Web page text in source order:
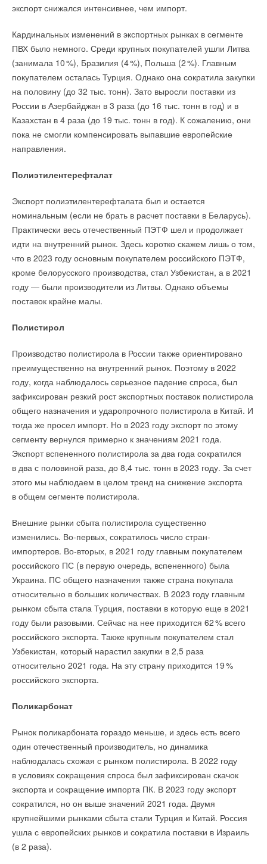
экспорт снижался интенсивнее, чем импорт.
Кардинальных изменений в экспортных рынках в сегменте
ПВХ было немного. Среди крупных покупателей ушли Литва
(занимала 10%), Бразилия (4%), Польша (2%). Главным
покупателем осталась Турция. Однако она сократила закупки
на половину (до 32 тыс. тонн). Зато выросли поставки из
России в Азербайджан в 3 раза (до 16 тыс. тонн в год) и в
Казахстан в 4 раза (до 19 тыс. тонн в год). К сожалению, они
пока не смогли компенсировать выпавшие европейские
направления.
Полиэтилентерефталат
Экспорт полиэтилентерефталата был и остается
номинальным (если не брать в расчет поставки в Беларусь).
Практически весь отечественный ПЭТФ шел и продолжает
идти на внутренний рынок. Здесь коротко скажем лишь о том,
что в 2023 году основным покупателем российского ПЭТФ,
кроме белорусского производства, стал Узбекистан, а в 2021
году — были производители из Литвы. Однако объемы
поставок крайне малы.
Полистирол
Производство полистирола в России также ориентировано
преимущественно на внутренний рынок. Поэтому в 2022
году, когда наблюдалось серьезное падение спроса, был
зафиксирован резкий рост экспортных поставок полистирола
общего назначения и ударопрочного полистирола в Китай. И
тогда же просел импорт. Но в 2023 году экспорт по этому
сегменту вернулся примерно к значениям 2021 года.
Экспорт вспененного полистирола за два года сократился
в два с половиной раза, до 8,4 тыс. тонн в 2023 году. За счет
этого мы наблюдаем в целом тренд на снижение экспорта
в общем сегменте полистирола.
Внешние рынки сбыта полистирола существенно
изменились. Во-первых, сократилось число стран-
импортеров. Во-вторых, в 2021 году главным покупателем
российского ПС (в первую очередь, вспененного) была
Украина. ПС общего назначения также страна покупала
относительно в больших количествах. В 2023 году главным
рынком сбыта стала Турция, поставки в которую еще в 2021
году были разовыми. Сейчас на нее приходится 62% всего
российского экспорта. Также крупным покупателем стал
Узбекистан, который нарастил закупки в 2,5 раза
относительно 2021 года. На эту страну приходится 19%
российского экспорта.
Поликарбонат
Рынок поликарбоната гораздо меньше, и здесь есть всего
один отечественный производитель, но динамика
наблюдалась схожая с рынком полистирола. В 2022 году
в условиях сокращения спроса был зафиксирован скачок
экспорта и сокращение импорта ПК. В 2023 году экспорт
сократился, но он выше значений 2021 года. Двумя
крупнейшими рынками сбыта стали Турция и Китай. Россия
ушла с европейских рынков и сократила поставки в Израиль
(в 2 раза).